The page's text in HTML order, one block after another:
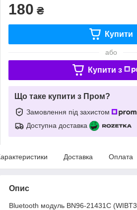
180 ₴
Купити
або
Купити з
Що таке купити з Пром?
Замовлення під захистом
Доступна доставка
Доставка Оплата
Опис
Bluetooth модуль BN96-21431С